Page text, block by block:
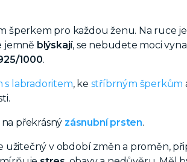
šperkem pro každou ženu. Na ruce
jemně blýskají, se nebudete moci
1000.
s labradoritem, ke stříbrným šperkům
překrásný zásnubní prsten.
užitečný v období změn a proměn,